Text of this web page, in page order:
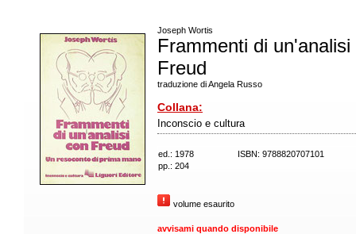
Joseph Wortis
Frammenti di un'analisi
Freud
traduzione di Angela Russo
Collana:
Inconscio e cultura
ed.: 1978
ISBN: 9788820707101
pp.: 204
volume esaurito
avvisami quando disponibile